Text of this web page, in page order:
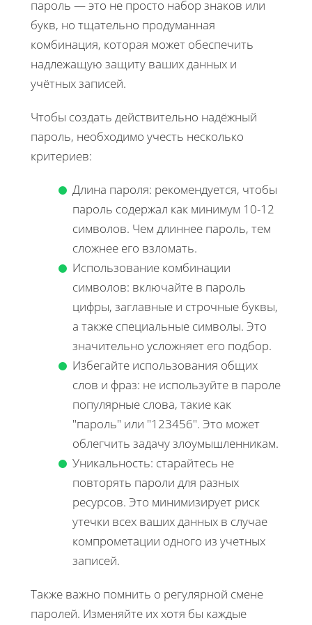
пароль — это не просто набор знаков или
букв, но тщательно продуманная
комбинация, которая может обеспечить
надлежащую защиту ваших данных и
учётных записей.
Чтобы создать действительно надёжный
пароль, необходимо учесть несколько
критериев:
Длина пароля: рекомендуется, чтобы
пароль содержал как минимум 10-12
символов. Чем длиннее пароль, тем
сложнее его взломать.
Использование комбинации
символов: включайте в пароль
цифры, заглавные и строчные буквы,
а также специальные символы. Это
значительно усложняет его подбор.
Избегайте использования общих
слов и фраз: не используйте в пароле
популярные слова, такие как
"пароль" или "123456". Это может
облегчить задачу злоумышленникам.
Уникальность: старайтесь не
повторять пароли для разных
ресурсов. Это минимизирует риск
утечки всех ваших данных в случае
компрометации одного из учетных
записей.
Также важно помнить о регулярной смене
паролей. Изменяйте их хотя бы каждые